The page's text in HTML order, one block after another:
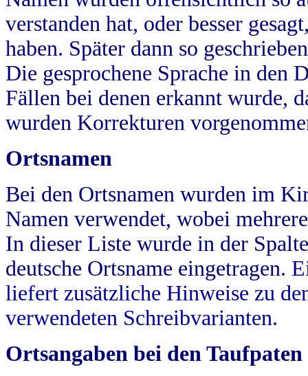
verstanden hat, oder besser
haben. Später dann so
Die gesprochene Sprache in
Fällen bei denen erkannt wurde,
wurden Korrekturen
Ortsnamen
Bei den Ortsnamen wurden im
Namen verwendet, wobei
In dieser Liste wurde in der
deutsche Ortsname eingetragen.
liefert zusätzliche Hinweise zu
verwendeten Schreibvarianten.
Ortsangaben bei den Taufpaten